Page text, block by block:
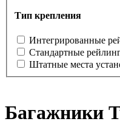
Тип крепления
Интегрированные
Стандартные
Штатные места
Багажники